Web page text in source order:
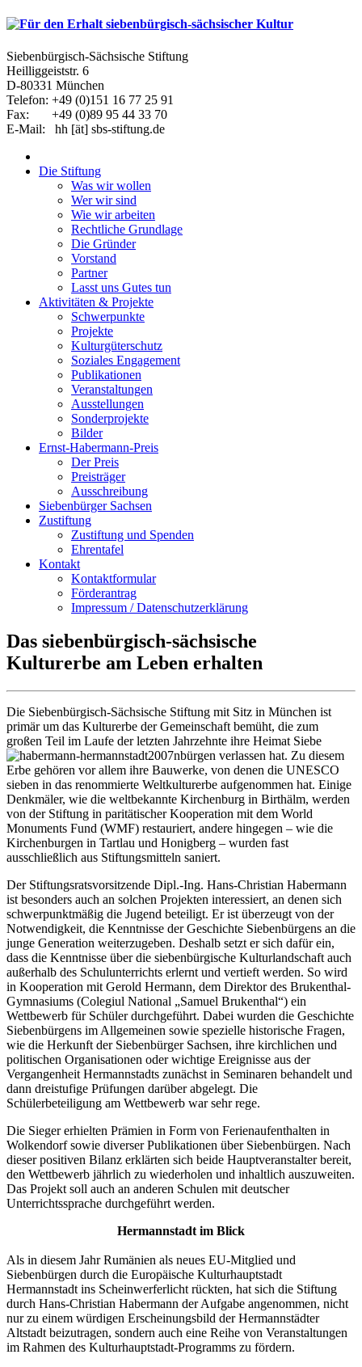
Siebenbürgisch-Sächsische Stiftung
Heilliggeiststr. 6
D-80331 München
Telefon: +49 (0)151 16 77 25 91
Fax: +49 (0)89 95 44 33 70
E-Mail: hh [ät] sbs-stiftung.de
Die Stiftung
Was wir wollen
Wer wir sind
Wie wir arbeiten
Rechtliche Grundlage
Die Gründer
Vorstand
Partner
Lasst uns Gutes tun
Aktivitäten & Projekte
Schwerpunkte
Projekte
Kulturgüterschutz
Soziales Engagement
Publikationen
Veranstaltungen
Ausstellungen
Sonderprojekte
Bilder
Ernst-Habermann-Preis
Der Preis
Preisträger
Ausschreibung
Siebenbürger Sachsen
Zustiftung
Zustiftung und Spenden
Ehrentafel
Kontakt
Kontaktformular
Förderantrag
Impressum / Datenschutzerklärung
Das siebenbürgisch-sächsische
Kulturerbe am Leben erhalten
Die Siebenbürgisch-Sächsische Stiftung mit Sitz in München ist
primär um das Kulturerbe der Gemeinschaft bemüht, die zum
großen Teil im Laufe der letzten Jahrzehnte ihre Heimat Siebe
nbürgen verlassen hat. Zu diesem
Erbe gehören vor allem ihre Bauwerke, von denen die UNESCO
sieben in das renommierte Weltkulturerbe aufgenommen hat. Einige
Denkmäler, wie die weltbekannte Kirchenburg in Birthälm, werden
von der Stiftung in paritätischer Kooperation mit dem World
Monuments Fund (WMF) restauriert, andere hingegen – wie die
Kirchenburgen in Tartlau und Honigberg – wurden fast
ausschließlich aus Stiftungsmitteln saniert.
Der Stiftungsratsvorsitzende Dipl.-Ing. Hans-Christian Habermann
ist besonders auch an solchen Projekten interessiert, an denen sich
schwerpunktmäßig die Jugend beteiligt. Er ist überzeugt von der
Notwendigkeit, die Kenntnisse der Geschichte Siebenbürgens an die
junge Generation weiterzugeben. Deshalb setzt er sich dafür ein,
dass die Kenntnisse über die siebenbürgische Kulturlandschaft auch
außerhalb des Schulunterrichts erlernt und vertieft werden. So wird
in Kooperation mit Gerold Hermann, dem Direktor des Brukenthal-
Gymnasiums (Colegiul National „Samuel Brukenthal“) ein
Wettbewerb für Schüler durchgeführt. Dabei wurden die Geschichte
Siebenbürgens im Allgemeinen sowie spezielle historische Fragen,
wie die Herkunft der Siebenbürger Sachsen, ihre kirchlichen und
politischen Organisationen oder wichtige Ereignisse aus der
Vergangenheit Hermannstadts zunächst in Seminaren behandelt und
dann dreistufige Prüfungen darüber abgelegt. Die
Schülerbeteiligung am Wettbewerb war sehr rege.
Die Sieger erhielten Prämien in Form von Ferienaufenthalten in
Wolkendorf sowie diverser Publikationen über Siebenbürgen. Nach
dieser positiven Bilanz erklärten sich beide Haupt­veranstalter bereit,
den Wettbewerb jährlich zu wiederholen und inhaltlich auszuweiten.
Das Projekt soll auch an anderen Schulen mit deutscher
Unterrichtssprache durchgeführt werden.
Hermannstadt im Blick
Als in diesem Jahr Rumänien als neues EU-Mitglied und
Siebenbürgen durch die Europäische Kulturhauptstadt
Hermannstadt ins Scheinwerferlicht rückten, hat sich die Stiftung
durch Hans-Christian Habermann der Aufgabe angenommen, nicht
nur zu einem würdigen Erscheinungsbild der Hermannstädter
Altstadt beizutragen, sondern auch eine Reihe von Veranstaltungen
im Rahmen des Kulturhauptstadt-Programms zu fördern.